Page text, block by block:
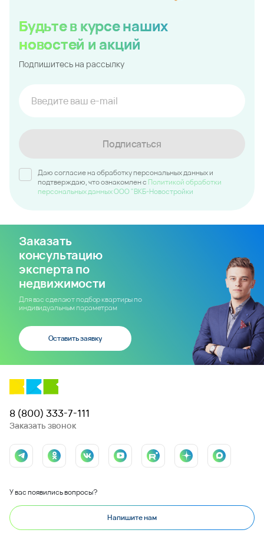
Будьте в курсе наших
новостей и акций
Подпишитесь на рассылку
Подписаться
Даю согласие на обработку персональных данных и
подтверждаю, что ознакомлен c Политикой обработки
персональных данных ООО "ВКБ-Новостройки
Заказать
консультацию
эксперта по
недвижимости
Для вас сделают подбор квартиры по
индивидуальным параметрам
Оставить заявку
8 (800) 333-7-111
Заказать звонок
У вас появились вопросы?
Напишите нам